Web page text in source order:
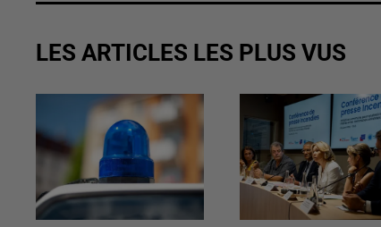
LES ARTICLES LES PLUS VUS